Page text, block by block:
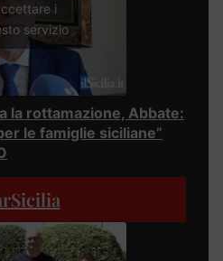
i
servizio
la rottamazione, Abbate:
le famiglie siciliane”